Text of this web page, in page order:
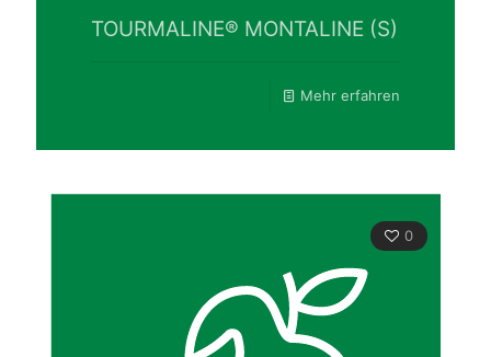
TOURMALINE® MONTALINE (S)
Mehr erfahren
0